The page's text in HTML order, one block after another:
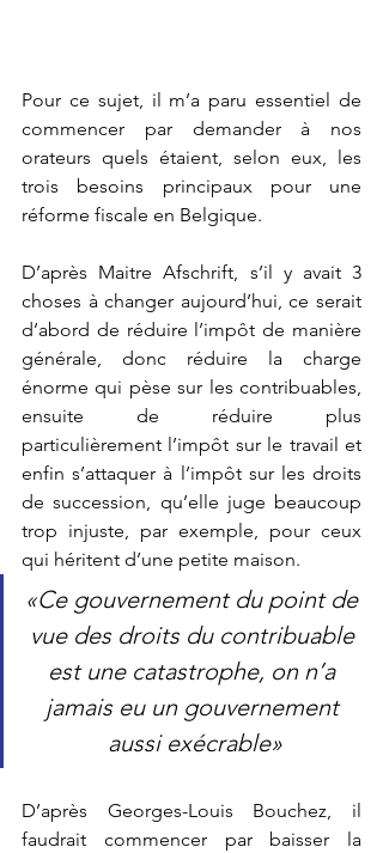
Pour ce sujet, il m’a paru essentiel de
commencer par demander à nos
orateurs quels étaient, selon eux, les
trois besoins principaux pour une
réforme fiscale en Belgique.
D’après Maitre Afschrift, s’il y avait 3
choses à changer aujourd’hui, ce serait
d’abord de réduire l’impôt de manière
générale, donc réduire la charge
énorme qui pèse sur les contribuables,
ensuite de réduire plus
particulièrement l’impôt sur le travail et
enfin s’attaquer à l’impôt sur les droits
de succession, qu’elle juge beaucoup
trop injuste, par exemple, pour ceux
qui héritent d’une petite maison.
«Ce gouvernement du point de
vue des droits du contribuable
est une catastrophe, on n’a
jamais eu un gouvernement
aussi exécrable»
D’après Georges-Louis Bouchez, il
faudrait commencer par baisser la